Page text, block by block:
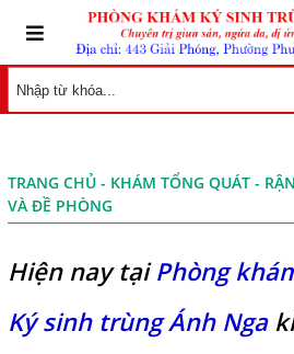
TRANG CHỦ- KHÁM TỔNG QUÁT-
VÀ ĐỀ PHÒNG
Hiện nay tạiPhòng
Ký sinh trùng Ánh Nga